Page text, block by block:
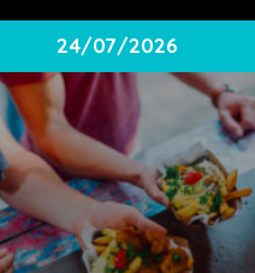
24/07/2026